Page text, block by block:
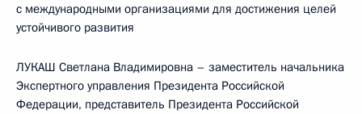
с международными организациями для достижения целей
устойчивого развития
ЛУКАШ Светлана Владимировна – заместитель начальника
Экспертного управления Президента Российской
Федерации, представитель Президента Российской